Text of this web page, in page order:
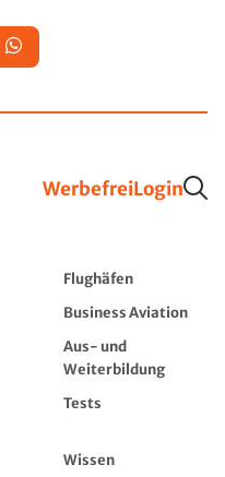
WerbefreiLogin
Flughäfen
Business Aviation
Aus- und
Weiterbildung
Tests
Wissen